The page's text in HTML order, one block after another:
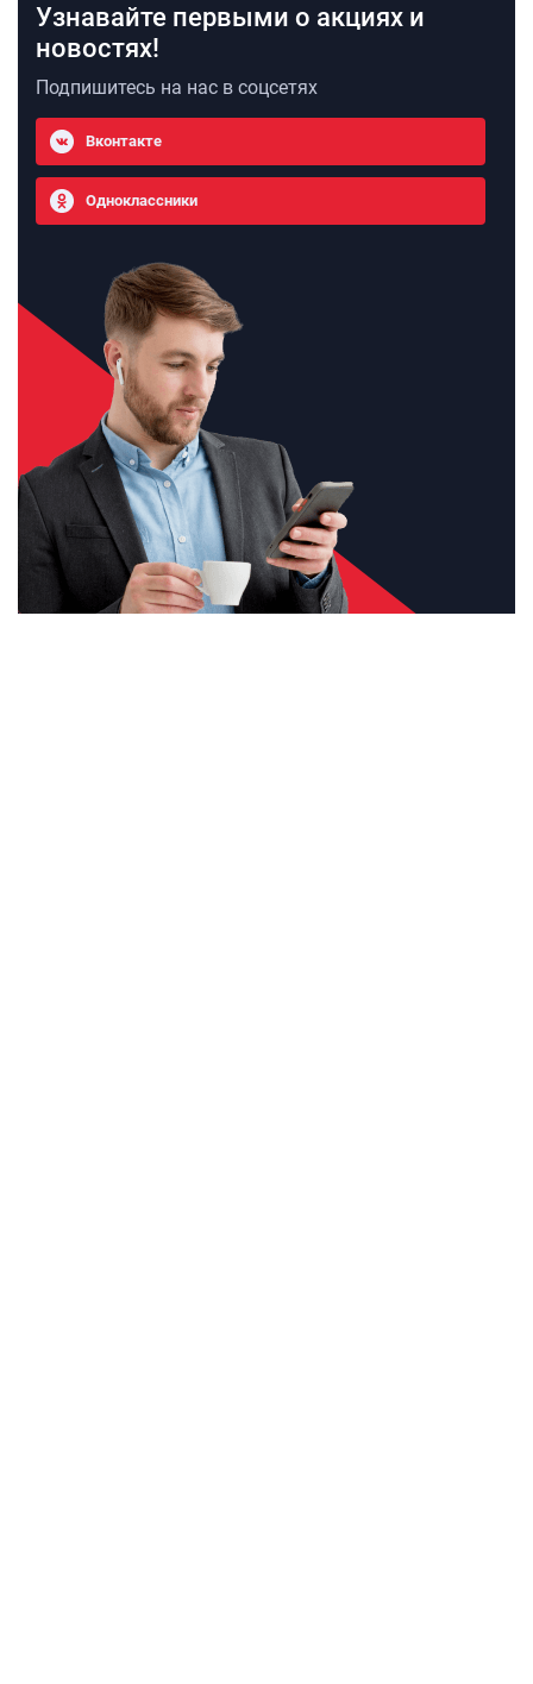
Узнавайте первыми о акциях и
новостях!
Подпишитесь на нас в соцсетях
Вконтакте
Одноклассники